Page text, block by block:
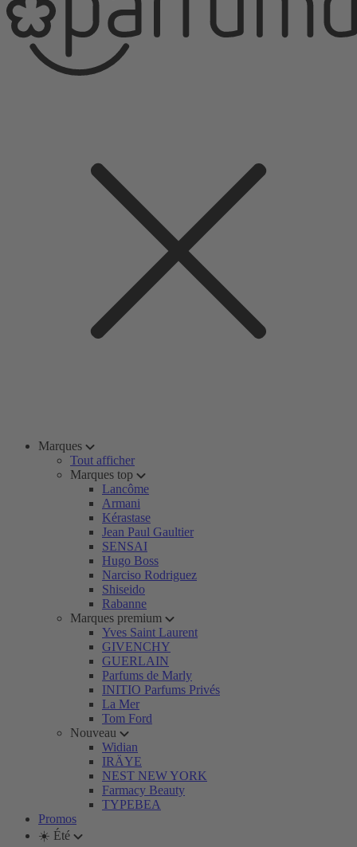
Marques
Tout afficher
Marques top
Lancôme
Armani
Kérastase
Jean Paul Gaultier
SENSAI
Hugo Boss
Narciso Rodriguez
Shiseido
Rabanne
Marques premium
Yves Saint Laurent
GIVENCHY
GUERLAIN
Parfums de Marly
INITIO Parfums Privés
La Mer
Tom Ford
Nouveau
Widian
IRÄYE
NEST NEW YORK
Farmacy Beauty
TYPEBEA
Promos
☀️ Été